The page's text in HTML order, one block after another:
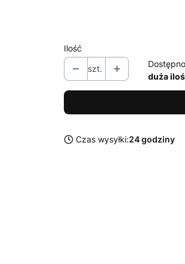
Ilość
szt.
duża
Czas wysyłki:24 godziny